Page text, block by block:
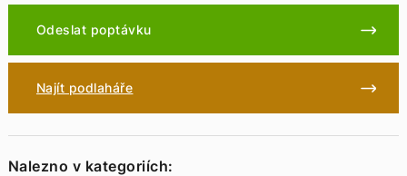
Odeslat poptávku
Najít podlaháře
Nalezno v kategoriích: